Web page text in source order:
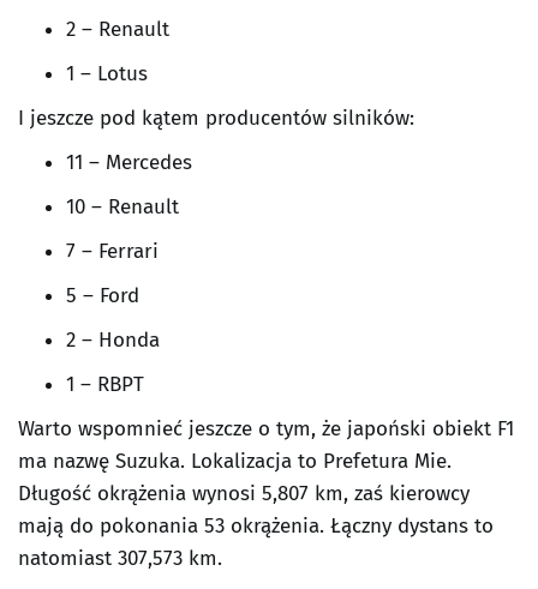
2 – Renault
1 – Lotus
I jeszcze pod kątem producentów silników:
11 – Mercedes
10 – Renault
7 – Ferrari
5 – Ford
2 – Honda
1 – RBPT
Warto wspomnieć jeszcze o tym, że japoński obiekt F1
ma nazwę Suzuka. Lokalizacja to Prefetura Mie.
Długość okrążenia wynosi 5,807 km, zaś kierowcy
mają do pokonania 53 okrążenia. Łączny dystans to
natomiast 307,573 km.